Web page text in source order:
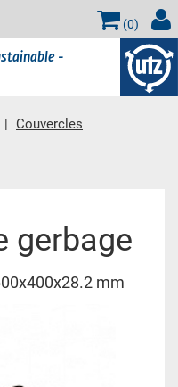
(0)
-
Couvercles
gerbage
mm